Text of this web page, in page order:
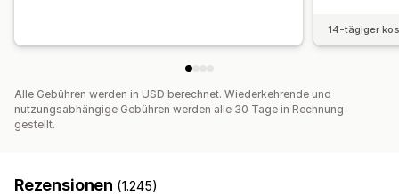
14-tägiger
Alle Gebühren werden in USD berechnet. Wiederkehrende und
nutzungsabhängige Gebühren werden alle 30 Tage in Rechnung
gestellt.
Rezensionen (1.245)